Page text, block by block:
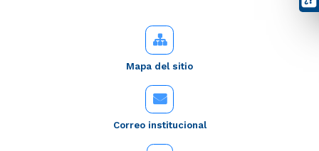
Mapa del sitio
Correo institucional